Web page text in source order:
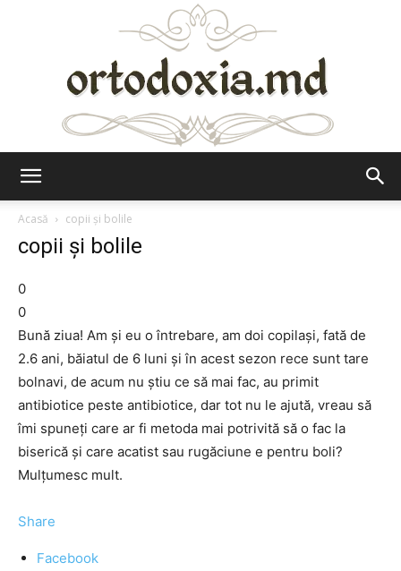
Acasă
copii şi bolile
copii şi bolile
0
0
Bună ziua! Am şi eu o întrebare, am doi copilaşi, fată de
2.6 ani, băiatul de 6 luni şi în acest sezon rece sunt tare
bolnavi, de acum nu ştiu ce să mai fac, au primit
antibiotice peste antibiotice, dar tot nu le ajută, vreau să
îmi spuneţi care ar fi metoda mai potrivită să o fac la
biserică şi care acatist sau rugăciune e pentru boli?
Mulţumesc mult.
Share
Facebook